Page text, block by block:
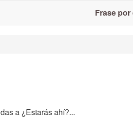
Frase por
a ¿Estarás ahí?...